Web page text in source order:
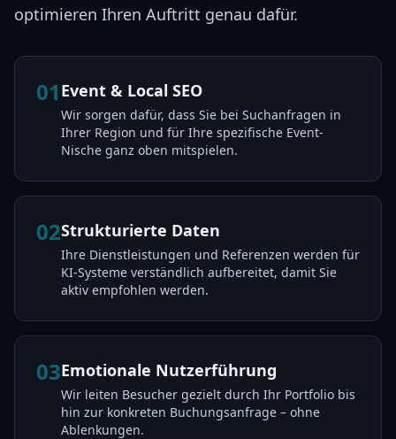
optimieren Ihren Auftritt genau dafür.
01 Event & Local SEO
Wir sorgen dafür, dass Sie bei Suchanfragen in
Ihrer Region und für Ihre spezifische Event-
Nische ganz oben mitspielen.
02Strukturierte Daten
Ihre Dienstleistungen und Referenzen werden für
KI-Systeme verständlich aufbereitet, damit Sie
aktiv empfohlen werden.
03Emotionale Nutzerführung
Wir leiten Besucher gezielt durch Ihr Portfolio bis
hin zur konkreten Buchungsanfrage – ohne
Ablenkungen.